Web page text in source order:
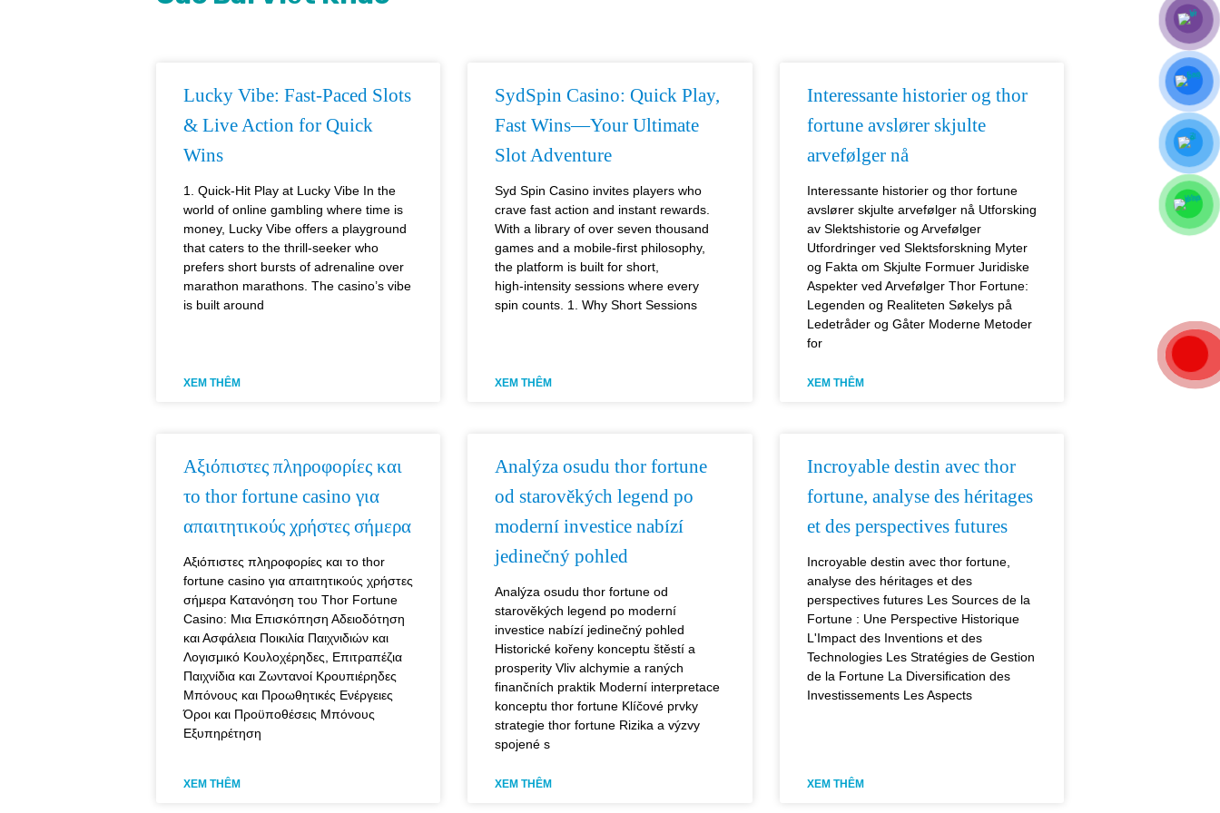
Lucky Vibe: Fast‑Paced Slots
& Live Action for Quick
Wins
1. Quick‑Hit Play at Lucky Vibe In the
world of online gambling where time is
money, Lucky Vibe offers a playground
that caters to the thrill‑seeker who
prefers short bursts of adrenaline over
marathon marathons. The casino’s vibe
is built around
XEM THÊM
SydSpin Casino: Quick Play,
Fast Wins—Your Ultimate
Slot Adventure
Syd Spin Casino invites players who
crave fast action and instant rewards.
With a library of over seven thousand
games and a mobile‑first philosophy,
the platform is built for short,
high‑intensity sessions where every
spin counts. 1. Why Short Sessions
XEM THÊM
Interessante historier og thor
fortune avslører skjulte
arvefølger nå
Interessante historier og thor fortune
avslører skjulte arvefølger nå Utforsking
av Slektshistorie og Arvefølger
Utfordringer ved Slektsforskning Myter
og Fakta om Skjulte Formuer Juridiske
Aspekter ved Arvefølger Thor Fortune:
Legenden og Realiteten Søkelys på
Ledetråder og Gåter Moderne Metoder
for
XEM THÊM
Αξιόπιστες πληροφορίες και
το thor fortune casino για
απαιτητικούς χρήστες σήμερα
Αξιόπιστες πληροφορίες και το thor
fortune casino για απαιτητικούς χρήστες
σήμερα Κατανόηση του Thor Fortune
Casino: Μια Επισκόπηση Αδειοδότηση
και Ασφάλεια Ποικιλία Παιχνιδιών και
Λογισμικό Κουλοχέρηδες, Επιτραπέζια
Παιχνίδια και Ζωντανοί Κρουπιέρηδες
Μπόνους και Προωθητικές Ενέργειες
Όροι και Προϋποθέσεις Μπόνους
Εξυπηρέτηση
XEM THÊM
Analýza osudu thor fortune
od starověkých legend po
moderní investice nabízí
jedinečný pohled
Analýza osudu thor fortune od
starověkých legend po moderní
investice nabízí jedinečný pohled
Historické kořeny konceptu štěstí a
prosperity Vliv alchymie a raných
finančních praktik Moderní interpretace
konceptu thor fortune Klíčové prvky
strategie thor fortune Rizika a výzvy
spojené s
XEM THÊM
Incroyable destin avec thor
fortune, analyse des héritages
et des perspectives futures
Incroyable destin avec thor fortune,
analyse des héritages et des
perspectives futures Les Sources de la
Fortune : Une Perspective Historique
L'Impact des Inventions et des
Technologies Les Stratégies de Gestion
de la Fortune La Diversification des
Investissements Les Aspects
XEM THÊM